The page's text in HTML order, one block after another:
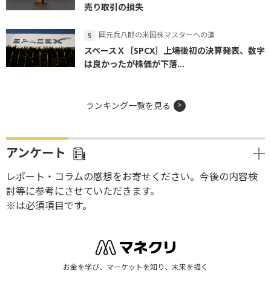
売り取引の損失
岡元兵八郎の米国株マスターへの道
スペースＸ［SPCX］上場後初の決算発表、数字
は良かったが株価が下落...
ランキング一覧を見る
アンケート
レポート・コラムの感想をお寄せください。今後の内容検
討等に参考にさせていただきます。
※は必須項目です。
お金を学び、マーケットを知り、未来を描く